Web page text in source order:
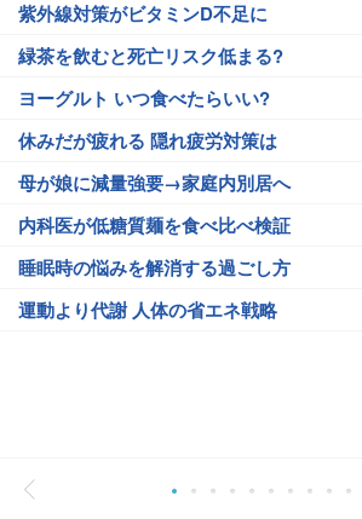
紫外線対策がビタミンD不足に
緑茶を飲むと死亡リスク低まる?
ヨーグルト いつ食べたらいい?
休みだが疲れる 隠れ疲労対策は
母が娘に減量強要→家庭内別居へ
内科医が低糖質麺を食べ比べ検証
睡眠時の悩みを解消する過ごし方
運動より代謝 人体の省エネ戦略